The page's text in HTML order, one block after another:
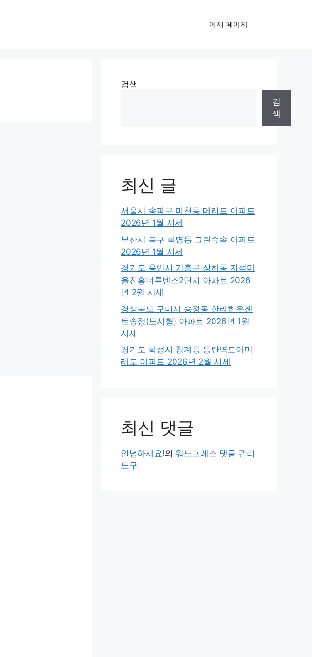
예제 페이지
검색
검
색
최신 글
서울시 송파구 마천동 메리트 아파트
2026년 1월 시세
부산시 북구 화명동 그린숲속 아파트
2026년 1월 시세
경기도 용인시 기흥구 상하동 지석마
을진흥더루벤스2단지 아파트 2026
년 2월 시세
경상북도 구미시 송정동 한라하우젠
트송정(도시형) 아파트 2026년 1월
시세
경기도 화성시 청계동 동탄역모아미
래도 아파트 2026년 2월 시세
최신 댓글
안녕하세요!의 워드프레스 댓글 관리
도구